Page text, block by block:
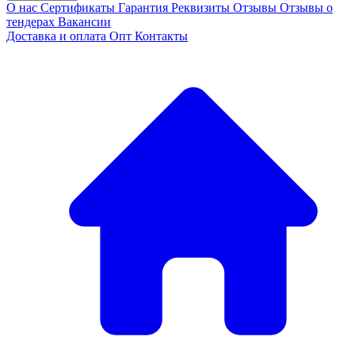
О нас Сертификаты Гарантия Реквизиты Отзывы Отзывы о
тендерах Вакансии
Доставка и оплата Опт Контакты